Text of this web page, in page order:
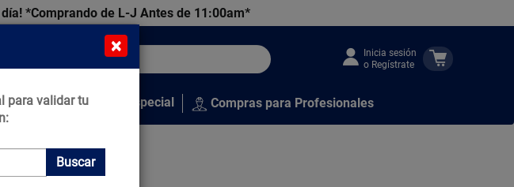
*Comprando de L-J Antes de 11:00am*
Inicia sesión
o Regístrate
Venta Especial Compras para Profesionales
×
para validar tu
Buscar